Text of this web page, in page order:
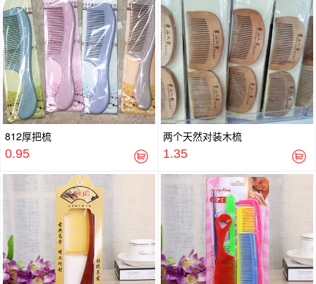
812厚把梳
0.95
两个天然对装木梳
1.35